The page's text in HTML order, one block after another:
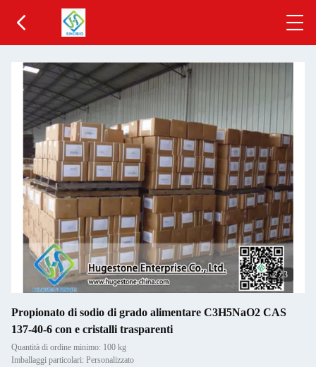
2/3
Propionato di sodio di grado alimentare C3H5NaO2 CAS
137-40-6 con e cristalli trasparenti
Quantità di ordine minimo: 100 kg
Imballaggi particolari: Personalizzato